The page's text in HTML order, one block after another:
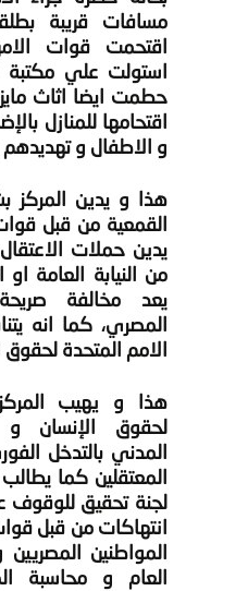
مسافات قريبة
اقتحمت قوات
استولت علي مكتبة
اقتحامها للمنازل
و الاطفال و تهديدهم
هذا و يدين المركز
القمعية من قبل
يدين حملات
من النيابة العامة
يعد مخالفة
المصري، كما انه
الامم المتحدة لحقوق
هذا و يهيب
لحقوق الإنسان
المدني بالتدخل
المعتقلين كما
لجنة تحقيق للوقوف
انتهاكات من قبل
المواطنين المصريين
العام و محاسبة